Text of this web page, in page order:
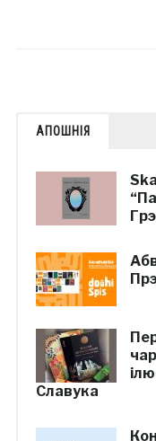
АПОШНІЯ
Славука